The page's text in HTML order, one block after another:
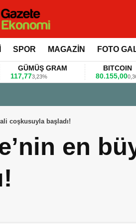
SPOR MAGAZİN FOTO
GÜMÜŞ GRAM
3,23%
BITCOIN
80.155,000,36%
coşkusuyla başladı!
en